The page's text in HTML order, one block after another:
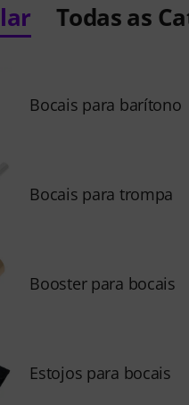
Todas as
Bocais para barítono
Bocais para trompa
Booster para bocais
Estojos para bocais